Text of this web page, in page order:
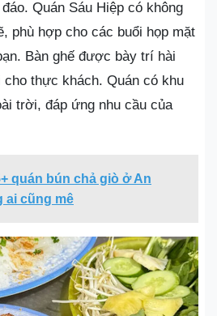
Quán Sáu Hiệp có không
phù hợp cho các buổi họp mặt
Bàn ghế được bày trí hài
thực khách. Quán có khu
trời, đáp ứng nhu cầu của
quán bún chả giò ở An
ai cũng mê